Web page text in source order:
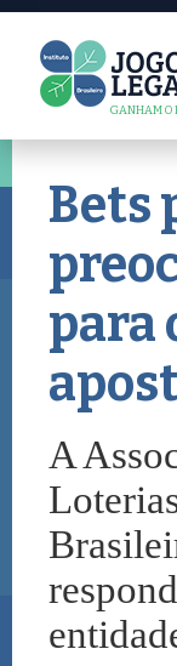
GANHAM O
Bets
para
A